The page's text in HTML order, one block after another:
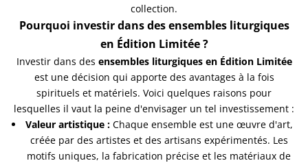
collection.
Pourquoi investir dans des ensembles liturgiques
en Édition Limitée ?
Investir dans des ensembles liturgiques en Édition Limitée
est une décision qui apporte des avantages à la fois
spirituels et matériels. Voici quelques raisons pour
lesquelles il vaut la peine d'envisager un tel investissement :
Valeur artistique :Chaque ensemble est une œuvre d'art,
créée par des artistes et des artisans expérimentés. Les
motifs uniques, la fabrication précise et les matériaux de